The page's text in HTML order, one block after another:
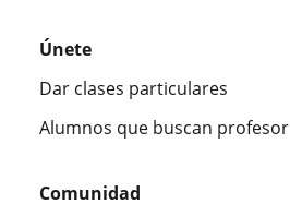
Únete
Dar clases particulares
Alumnos que buscan profesor
Comunidad